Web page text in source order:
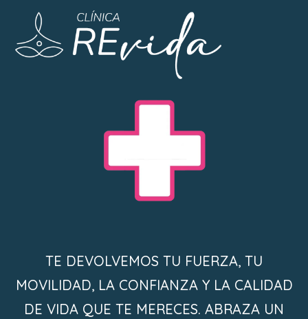
TE DEVOLVEMOS TU FUERZA, TU
MOVILIDAD, LA CONFIANZA Y LA CALIDAD
DE VIDA QUE TE MERECES. ABRAZA UN